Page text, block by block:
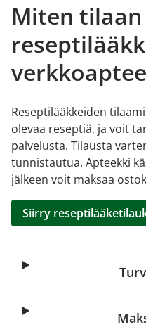
Miten tilaan
Reseptilääkkeiden
olevaa reseptiä, ja voit
palvelusta. Tilausta
tunnistautua. Apteekki
jälkeen voit maksaa
Siirry